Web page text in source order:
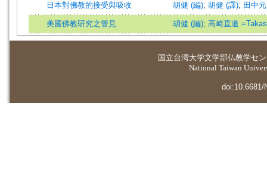
日本對佛教的接受與吸收 胡健 (編); 胡健 (譯); 田中元
美國佛教研究之管見 胡健 (編); 高崎直道
国立台湾大学文学部仏教学セ
National Taiwan
doi:10.6681/